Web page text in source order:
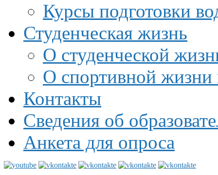
Курсы подготовки
Студенческая жизнь
О студенческой
О спортивной жизни
Контакты
Сведения об
Анкета для опроса